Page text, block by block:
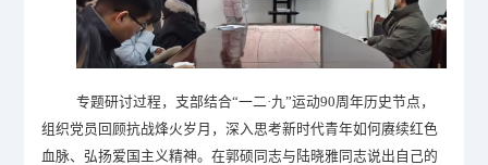
专题研讨过程，支部结合“一二·九”运动90周年历史节点，
组织党员回顾抗战烽火岁月，深入思考新时代青年如何赓续红色
血脉、弘扬爱国主义精神。在郭硕同志与陆晓雅同志说出自己的